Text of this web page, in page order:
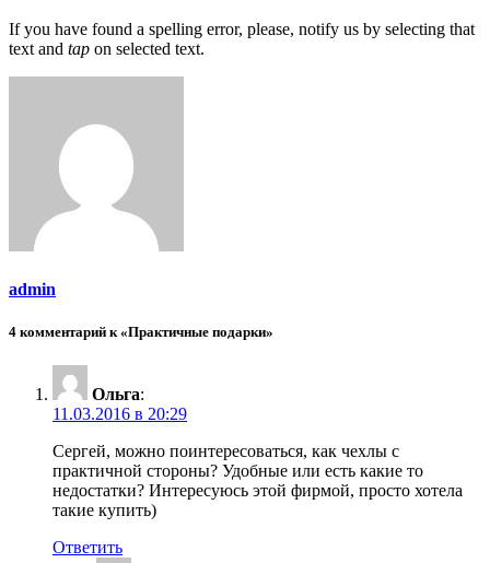
If you have found a spelling error, please, notify us by selecting that
text and tap on selected text.
admin
4 комментарий к «Практичные подарки»
Ольга:
11.03.2016 в 20:29
Сергей, можно поинтересоваться, как чехлы с
практичной стороны? Удобные или есть какие то
недостатки? Интересуюсь этой фирмой, просто хотела
такие купить)
Ответить